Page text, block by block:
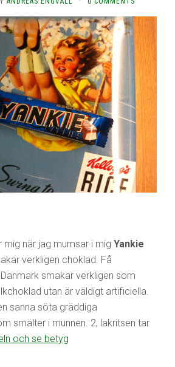
mig när jag mumsar i mig Yankie
verkligen choklad. Få
smakar verkligen som
utan är väldigt artificiella.
sanna söta gräddiga
smälter i munnen. 2, lakritsen tar
och se betyg